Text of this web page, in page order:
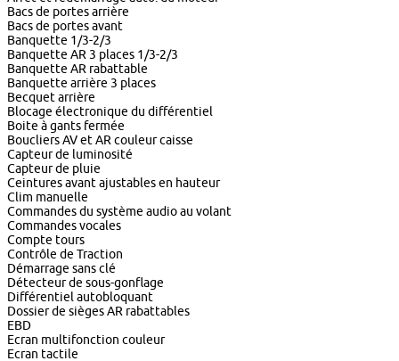
Bacs de portes arrière
Bacs de portes avant
Banquette 1/3-2/3
Banquette AR 3 places 1/3-2/3
Banquette AR rabattable
Banquette arrière 3 places
Becquet arrière
Blocage électronique du différentiel
Boite à gants fermée
Boucliers AV et AR couleur caisse
Capteur de luminosité
Capteur de pluie
Ceintures avant ajustables en hauteur
Clim manuelle
Commandes du système audio au volant
Commandes vocales
Compte tours
Contrôle de Traction
Démarrage sans clé
Détecteur de sous-gonflage
Différentiel autobloquant
Dossier de sièges AR rabattables
EBD
Ecran multifonction couleur
Ecran tactile